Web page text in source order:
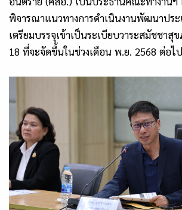
พิจารณาแนวทางการดำเนินงานพัฒนาปร
เตรียมบรรจุเข้าเป็นระเบียบวาระสมัชชาสุ
18 ที่จะจัดขึ้นในช่วงเดือน พ.ย. 2568 ต่อไป